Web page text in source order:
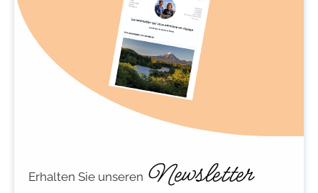
Erhalten Sie unseren Newsletter